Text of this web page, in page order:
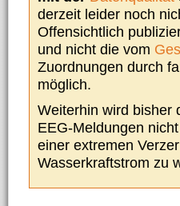
derzeit leider noch
Offensichtlich
und nicht die vom
Zuordnungen durch
möglich.
Weiterhin wird bisher
EEG-Meldungen
einer extremen
Wasserkraftstrom zu